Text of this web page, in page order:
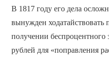
В 1817 году его дела
вынужден ходатайствовать
получении беспроцентного
рублей для «поправления